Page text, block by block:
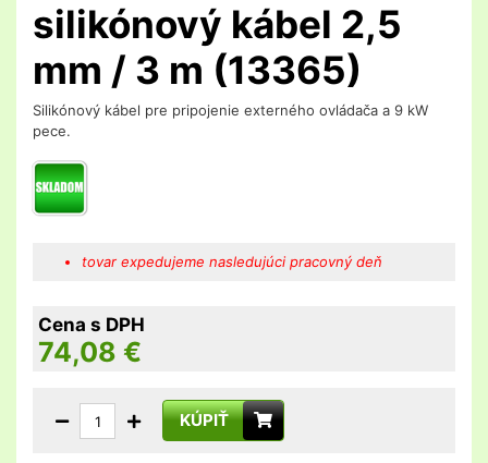
silikónový kábel 2,5
mm / 3 m (13365)
Silikónový kábel pre pripojenie externého ovládača a 9 kW
pece.
tovar expedujeme nasledujúci pracovný deň
Cena s DPH
74,08 €
KÚPIŤ